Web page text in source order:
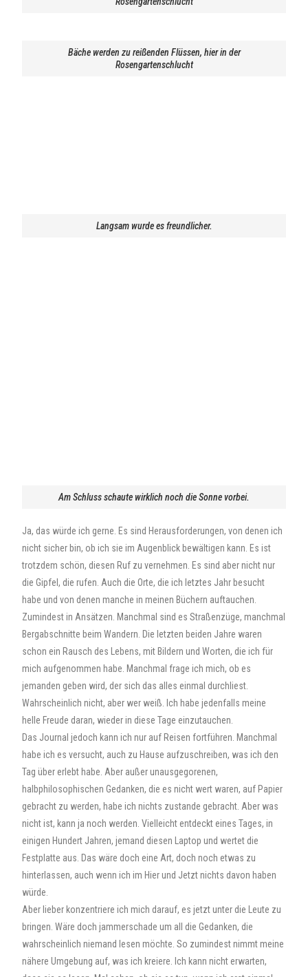
Bäche werden zu reißenden Flüssen, hier in der
Rosengartenschlucht
Langsam wurde es freundlicher.
Am Schluss schaute wirklich noch die Sonne vorbei.
Ja, das würde ich gerne. Es sind Herausforderungen, von denen ich
nicht sicher bin, ob ich sie im Augenblick bewältigen kann. Es ist
trotzdem schön, diesen Ruf zu vernehmen. Es sind aber nicht nur
die Gipfel, die rufen. Auch die Orte, die ich letztes Jahr besucht
habe und von denen manche in meinen Büchern auftauchen.
Zumindest in Ansätzen. Manchmal sind es Straßenzüge, manchmal
Bergabschnitte beim Wandern. Die letzten beiden Jahre waren
schon ein Rausch des Lebens, mit Bildern und Worten, die ich für
mich aufgenommen habe. Manchmal frage ich mich, ob es
jemanden geben wird, der sich das alles einmal durchliest.
Wahrscheinlich nicht, aber wer weiß. Ich habe jedenfalls meine
helle Freude daran, wieder in diese Tage einzutauchen.
Das Journal jedoch kann ich nur auf Reisen fortführen. Manchmal
habe ich es versucht, auch zu Hause aufzuschreiben, was ich den
Tag über erlebt habe. Aber außer unausgegorenen,
halbphilosophischen Gedanken, die es nicht wert waren, auf Papier
gebracht zu werden, habe ich nichts zustande gebracht. Aber was
nicht ist, kann ja noch werden. Vielleicht entdeckt eines Tages, in
einigen Hundert Jahren, jemand diesen Laptop und wertet die
Festplatte aus. Das wäre doch eine Art, doch noch etwas zu
hinterlassen, auch wenn ich im Hier und Jetzt nichts davon haben
würde.
Aber lieber konzentriere ich mich darauf, es jetzt unter die Leute zu
bringen. Wäre doch jammerschade um all die Gedanken, die
wahrscheinlich niemand lesen möchte. So zumindest nimmt meine
nähere Umgebung auf, was ich kreiere. Ich kann nicht erwarten,